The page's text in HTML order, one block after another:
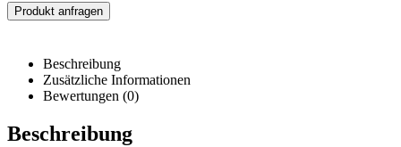
Produkt anfragen
Beschreibung
Zusätzliche Informationen
Bewertungen (0)
Beschreibung